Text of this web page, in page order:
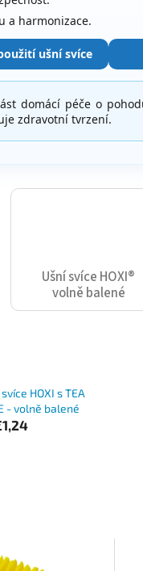
a harmonizace.
ušní svíce
domácí péče o
zdravotní tvrzení.
Ušní svíce HOXI®
volně balené
HOXI s TEA
- volně balené